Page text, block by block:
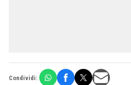
Condividi: